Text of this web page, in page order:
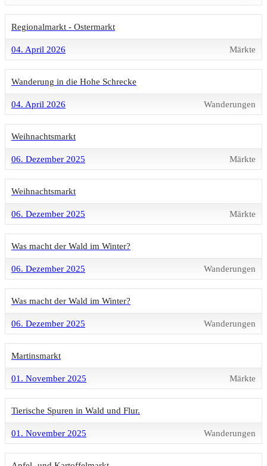
Regionalmarkt - Ostermarkt
04. April 2026 Märkte
Wanderung in die Hohe Schrecke
04. April 2026 Wanderungen
Weihnachtsmarkt
06. Dezember 2025 Märkte
Weihnachtsmarkt
06. Dezember 2025 Märkte
Was macht der Wald im Winter?
06. Dezember 2025 Wanderungen
Was macht der Wald im Winter?
06. Dezember 2025 Wanderungen
Martinsmarkt
01. November 2025 Märkte
Tierische Spuren in Wald und Flur.
01. November 2025 Wanderungen